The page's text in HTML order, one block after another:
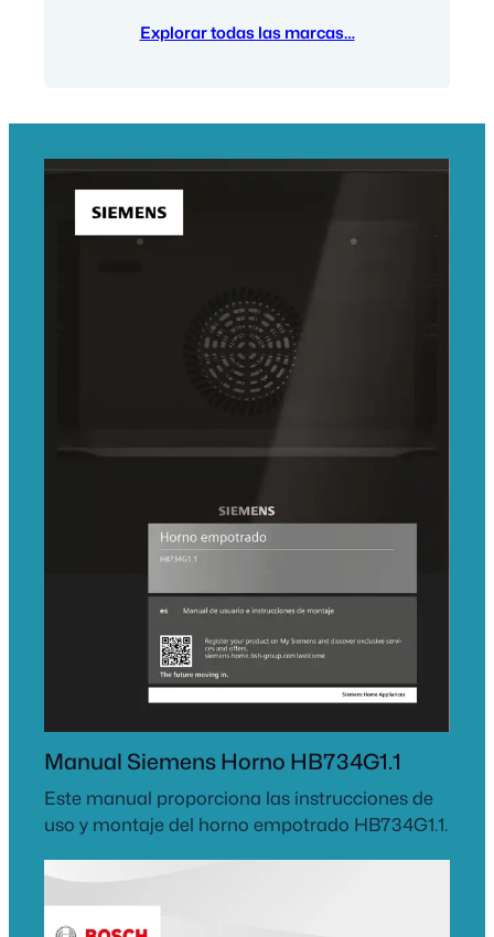
Explorar todas las marcas…
Manual Siemens Horno HB734G1.1
Este manual proporciona las instrucciones de
uso y montaje del horno empotrado HB734G1.1.